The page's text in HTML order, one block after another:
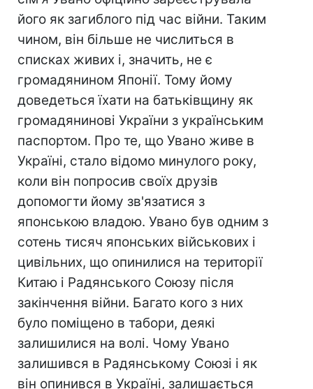
його як загиблого під час війни. Таким
чином, він більше не числиться в
списках живих і, значить, не є
громадянином Японії. Тому йому
доведеться їхати на батьківщину як
громадянинові України з українським
паспортом. Про те, що Увано живе в
Україні, стало відомо минулого року,
коли він попросив своїх друзів
допомогти йому зв'язатися з
японською владою. Увано був одним з
сотень тисяч японських військових і
цивільних, що опинилися на території
Китаю і Радянського Союзу після
закінчення війни. Багато кого з них
було поміщено в табори, деякі
залишилися на волі. Чому Увано
залишився в Радянському Союзі і як
він опинився в Україні, залишається